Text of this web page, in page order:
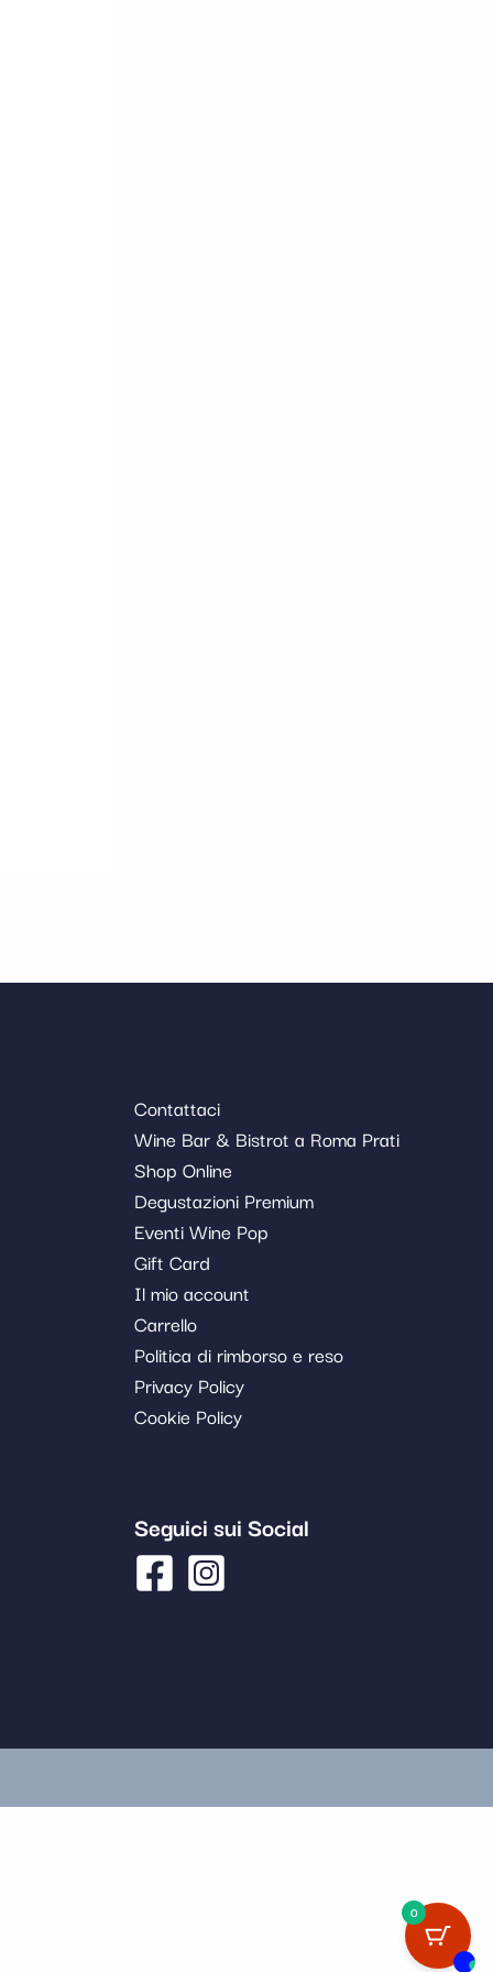
Contattaci
Wine Bar & Bistrot a Roma Prati
Shop Online
Degustazioni Premium
Eventi Wine Pop
Gift Card
Il mio account
Carrello
Politica di rimborso e reso
Privacy Policy
Cookie Policy
Seguici sui Social
0